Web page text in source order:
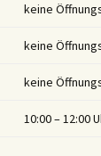
keine
keine
keine
10:00 – 12:00